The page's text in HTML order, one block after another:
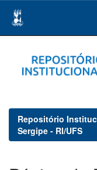
navigation
Repositório
Sergipe - RI/UFS